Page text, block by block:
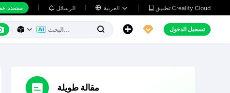
منضدة  الرسائل    تطبيق Creality Cloud
     تسجيل الدخول
مقالة طويلة